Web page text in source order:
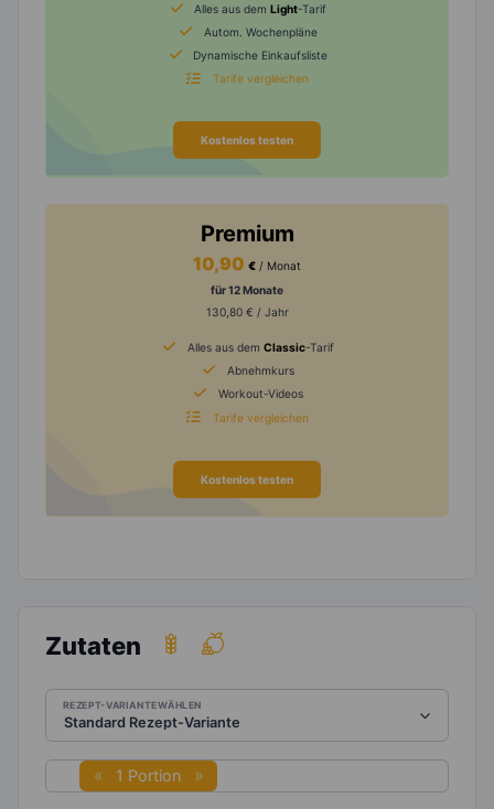
Alles aus dem Light-Tarif
Autom. Wochenpläne
Dynamische Einkaufsliste
Tarife vergleichen
Kostenlos testen
Premium
10,90 € / Monat
für 12 Monate
130,80 € / Jahr
Alles aus dem Classic-Tarif
Abnehmkurs
Workout-Videos
Tarife vergleichen
Kostenlos testen
Zutaten
REZEPT-VARIANTE WÄHLEN
1 Portion